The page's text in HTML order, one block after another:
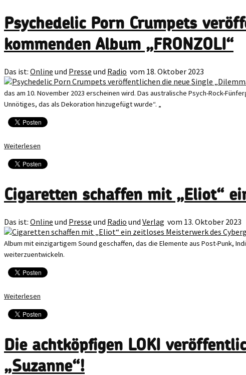
Psychedelic Porn Crumpets
kommenden Album „FRONZOLI“
Das ist: Online und Presse und Radio vom 18. Oktober 2023
das am 10. November 2023 erscheinen wird. Das australische Psych-Rock-
Unnötiges, das als Dekoration hinzugefügt wurde“. „
Weiterlesen
Cigaretten schaffen mit „Eliot“
Das ist: Online und Presse und Radio und Verlag vom 13. Oktober 2023
Album mit einzigartigem Sound geschaffen, das die Elemente aus Post-Punk,
weiterzuentwickeln.
Weiterlesen
Die achtköpfigen LOKI
„Suzanne“!